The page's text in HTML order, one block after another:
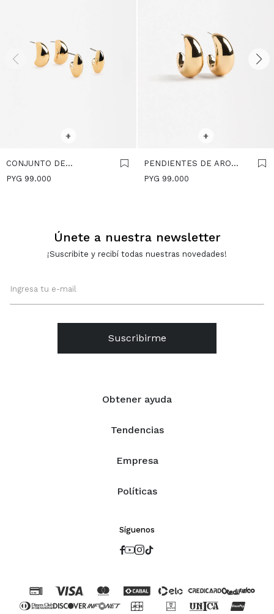
+
CONJUNTO DE
PENDIENTES DORADOS -
PYG 99.000
+
PENDIENTES DE ARO
DORADOS - DORADO
PYG 99.000
Obtener ayuda
Tendencias
Empresa
Políticas
Únete a nuestra newsletter
¡Suscribite y recibí todas nuestras novedades!
Suscribirme
Síguenos
